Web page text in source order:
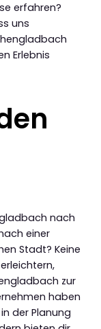
erfahren?
uns
Erlebnis
nach
einer
Stadt? Keine
zur
haben
der Planung